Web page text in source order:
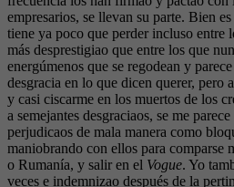
empresarios, se llevan su parte. Bien
tiene ya poco que perder incluso entre
más desprestigiao que entre los que
energúmenos que se regodean y
desgracia en lo que dicen querer, pero
y casi ciscarme en los muertos de los
a semejantes desgraciaos, se me
perjudicaos de mala manera como
maniobrando con ellos para comparse
o Rumanía, y salir en el Vogue. Yo
veces e indemnizao después de la